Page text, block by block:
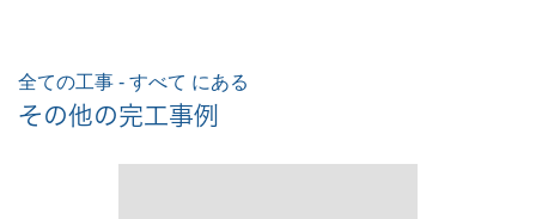
全ての工事 - すべて にある
その他の完工事例